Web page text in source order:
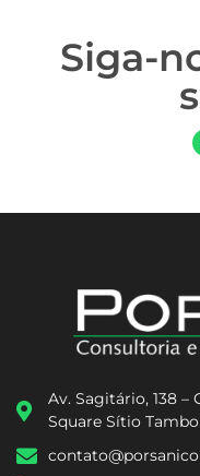
Siga-
Av. Sagitário, 138 –
Square Sítio